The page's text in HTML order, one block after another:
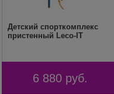
Детский спорткомплекс
пристенный Leco-IT
6 880 руб.